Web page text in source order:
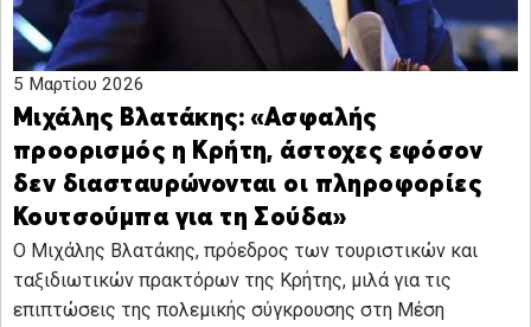
5 Μαρτίου 2026
Μιχάλης Βλατάκης: «Ασφαλής
προορισμός η Κρήτη, άστοχες εφόσον
δεν διασταυρώνονται οι πληροφορίες
Κουτσούμπα για τη Σούδα»
Ο Μιχάλης Βλατάκης, πρόεδρος των τουριστικών και
ταξιδιωτικών πρακτόρων της Κρήτης, μιλά για τις
επιπτώσεις της πολεμικής σύγκρουσης στη Μέση